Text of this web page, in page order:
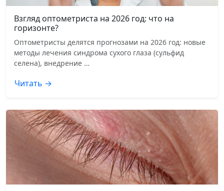
Взгляд оптометриста на 2026 год: что на
горизонте?
Оптометристы делятся прогнозами на 2026 год: новые
методы лечения синдрома сухого глаза (сульфид
селена), внедрение …
Читать →